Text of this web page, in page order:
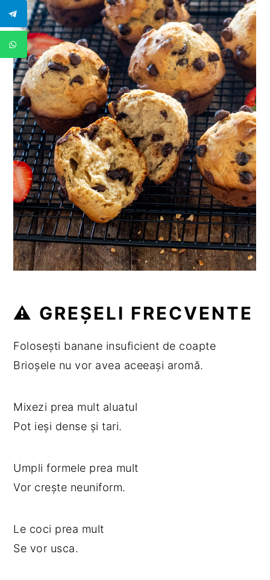
⚠️ GREȘELI FRECVENTE
Folosești banane insuficient de coapte
Brioșele nu vor avea aceeași aromă.
Mixezi prea mult aluatul
Pot ieși dense și tari.
Umpli formele prea mult
Vor crește neuniform.
Le coci prea mult
Se vor usca.